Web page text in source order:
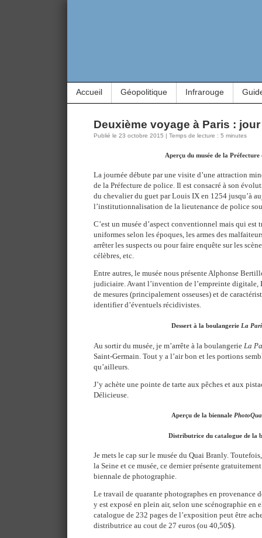
Accueil Géopolitique Infrarouge
Deuxième voyage à Paris : jour
Publié le 23 octobre 2015 | Temps de lecture : 5 minutes
Aperçu du musée de la Préfecture
La journée débute par une visite d’une attraction
de la Préfecture de police. Il est consacré à son
du chevalier du guet par Louis IX en 1254 jusqu’à
l’institutionnalisation de la lieutenance de police
C’est un musée d’aspect conventionnel mais qui
uniformes selon les époques, les armes des
arrêter les suspects ou pour faire enquête sur les
célèbres, etc.
Entre autres, le musée nous présente Alphonse
judiciaire. Avant l’invention de l’empreinte digitale,
de mesures (principalement osseuses) et de
identifier d’éventuels récidivistes.
Dessert à la boulangerie La
Au sortir du musée, je m’arrête à la boulangerie La
Saint-Germain. Tout y a l’air bon et les portions
qu’ailleurs.
J’y achète une pointe de tarte aux pêches et aux
Délicieuse.
Aperçu de la biennale
Distributrice du catalogue de la
Je mets le cap sur le musée du Quai Branly.
la Seine et ce musée, ce dernier présente
biennale de photographie.
Le travail de quarante photographes en provenance
y est exposé en plein air, selon une scénographie en
catalogue de 232 pages de l’exposition peut être
distributrice au cout de 27 euros (ou 40,50$).